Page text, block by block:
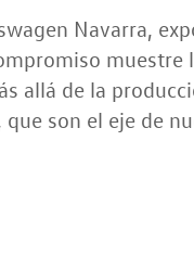
Navarra,
muestre
allá de la
son el eje de